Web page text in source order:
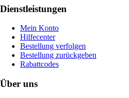
Dienstleistungen
Mein Konto
Hilfecenter
Bestellung verfolgen
Bestellung zurückgeben
Rabattcodes
Über uns